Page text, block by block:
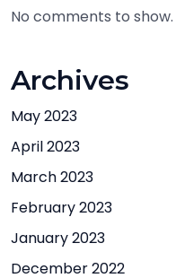
No comments to show.
Archives
May 2023
April 2023
March 2023
February 2023
January 2023
December 2022